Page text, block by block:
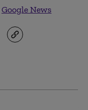
Google News